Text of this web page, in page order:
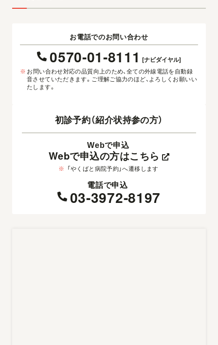
お電話でのお問い合わせ
0570-01-8111 [ナビダイヤル]
※ お問い合わせ対応の品質向上のため、全ての外線電話を自動録
音させていただきます。ご理解ご協力のほど、よろしくお願いい
たします。
初診予約（紹介状持参の方）
Webで申込
Webで申込の方はこちら
※ 「やくばと病院予約」へ遷移します
電話で申込
03-3972-8197